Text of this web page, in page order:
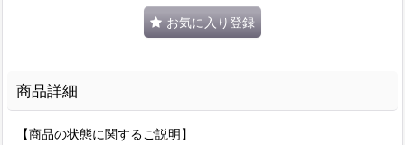
お気に入り登録
商品詳細
【商品の状態に関するご説明】